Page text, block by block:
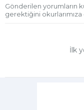
Gönderilen yorumların
gerektiğini okurlarımıza
İlk